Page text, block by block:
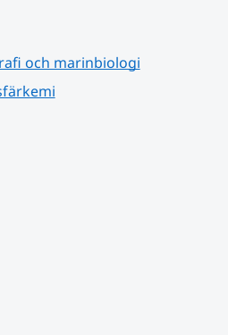
och marinbiologi